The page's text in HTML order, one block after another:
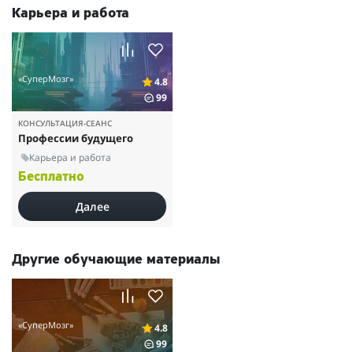
Карьера и работа
«СуперМозг»
4.8
99
КОНСУЛЬТАЦИЯ-СЕАНС
Профессии будущего
Карьера и работа
Бесплатно
Далее
Другие обучающие материалы
«СуперМозг»
4.8
99